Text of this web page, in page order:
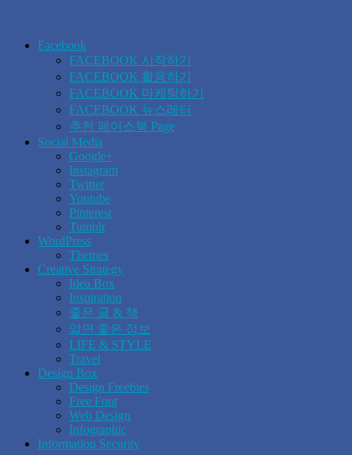
Facebook
FACEBOOK 시작하기
FACEBOOK 활용하기
FACEBOOK 마케팅하기
FACEBOOK 뉴스레터
추천 페이스북 Page
Social Media
Google+
Instagram
Twitter
Youtube
Pinterest
Tumblr
WordPress
Themes
Creative Strategy
Idea Box
Inspiration
좋은 글 & 책
알면 좋은 정보
LIFE & STYLE
Travel
Design Box
Design Freebies
Free Font
Web Design
Infographic
Information Security